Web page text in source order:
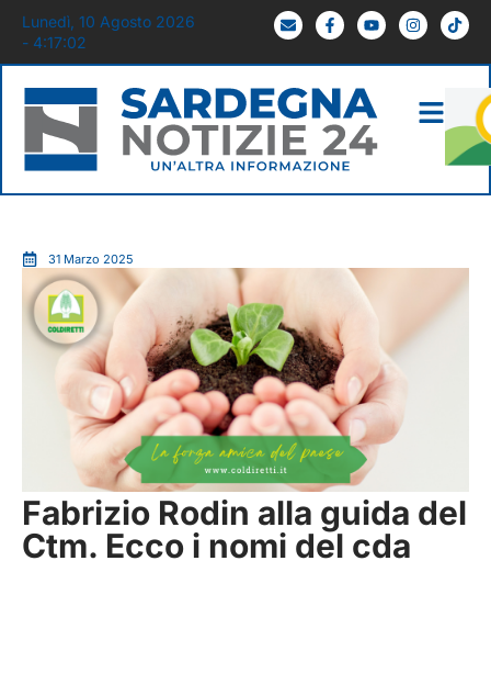
Lunedì, 10 Agosto 2026
- 4:17:02
31 Marzo 2025
Fabrizio Rodin alla guida del
Ctm. Ecco i nomi del cda